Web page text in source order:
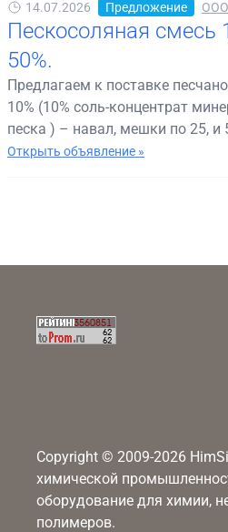
14.07.2026 Предложение
Пескосоляная смесь
50%.
Предлагаем к поставке
10% (10% соль-концентрат
песка ) – навал, мешки по 25, и
Открыть объявление »
Copyright © 2009-2026
химической
оборудование для химии,
полимеров.